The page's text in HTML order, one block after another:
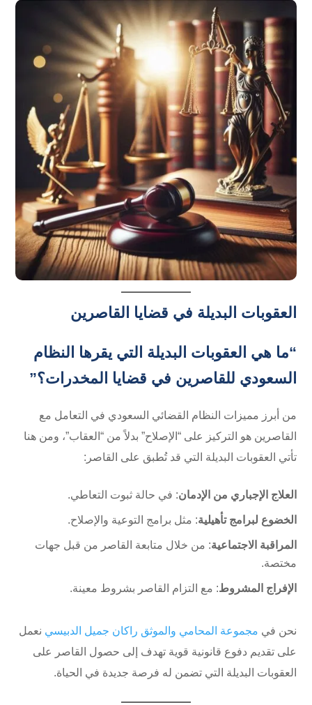
العقوبات البديلة في قضايا القاصرين
“ما هي العقوبات البديلة التي يقرها النظام
السعودي للقاصرين في قضايا المخدرات؟”
من أبرز مميزات النظام القضائي السعودي في التعامل مع
القاصرين هو التركيز على “الإصلاح” بدلاً من “العقاب”، ومن هنا
تأتي العقوبات البديلة التي قد تُطبق على القاصر:
العلاج الإجباري من الإدمان: في حالة ثبوت التعاطي.
الخضوع لبرامج تأهيلية: مثل برامج التوعية والإصلاح.
المراقبة الاجتماعية: من خلال متابعة القاصر من قبل جهات
مختصة.
الإفراج المشروط: مع التزام القاصر بشروط معينة.
نحن في مجموعة المحامي والموثق راكان جميل الدبيسي نعمل
على تقديم دفوع قانونية قوية تهدف إلى حصول القاصر على
العقوبات البديلة التي تضمن له فرصة جديدة في الحياة.